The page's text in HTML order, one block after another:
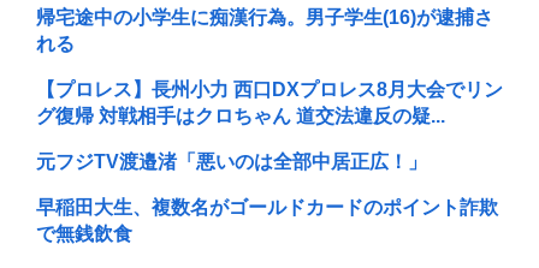
帰宅途中の小学生に痴漢行為。男子学生(16)が逮捕さ
れる
【プロレス】長州小力 西口DXプロレス8月大会でリン
グ復帰 対戦相手はクロちゃん 道交法違反の疑...
元フジTV渡邉渚「悪いのは全部中居正広！」
早稲田大生、複数名がゴールドカードのポイント詐欺
で無銭飲食